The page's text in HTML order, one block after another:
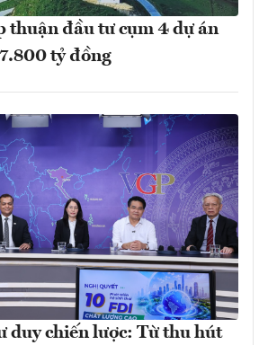
thuận đầu tư cụm 4 dự án
tỷ đồng
duy chiến lược: Từ thu hút